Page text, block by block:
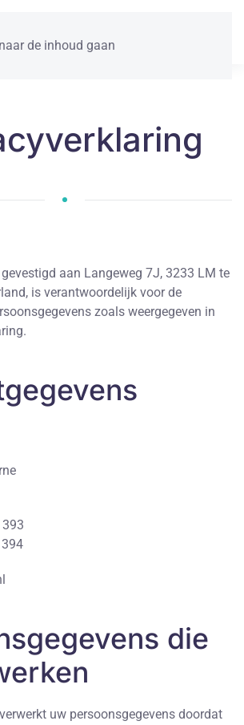
de inhoud gaan
aan Langeweg 7J, 3233 LM te
is verantwoordelijk voor de
zoals weergegeven in
die
uw persoonsgegevens doordat